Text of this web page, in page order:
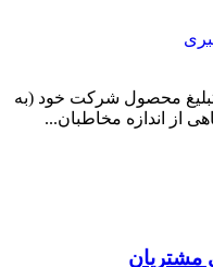
تبلیغ محصول شرکت خود (به
از اندازه مخاطبان...
مشتریان